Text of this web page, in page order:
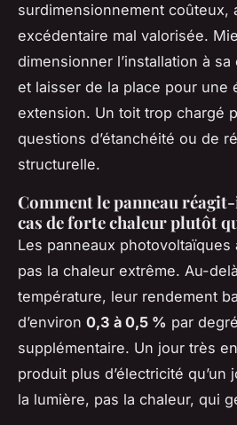
surdimensionnement coûteux,
excédentaire mal valorisée.
dimensionner l’installation à
et laisser de la place pour une
extension. Un toit trop chargé
questions d’étanchéité ou de
structurelle.
Comment le panneau
cas de forte chaleur plutôt
Les panneaux photovoltaïques
pas la chaleur extrême. Au-
température, leur rendement
d’environ 0,3 à 0,5 % par
supplémentaire. Un jour très
produit plus d’électricité qu’un
la lumière, pas la chaleur, qui